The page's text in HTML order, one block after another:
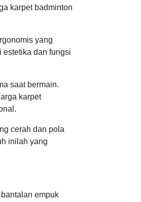
karpet badminton
yang
estetika dan fungsi
saat bermain.
karpet
cerah dan pola
inilah yang
empuk